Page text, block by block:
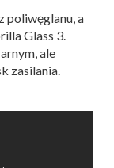
poliwęglanu, a
Glass 3.
ale
zasilania.